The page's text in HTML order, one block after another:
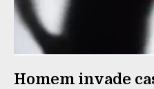
Homem invade